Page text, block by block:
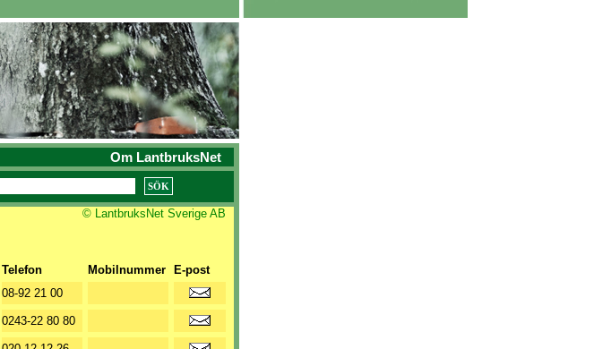
Om LantbruksNet
© LantbruksNet Sverige AB
Telefon Mobilnummer
E-post
08-92 21 00
0243-22 80 80